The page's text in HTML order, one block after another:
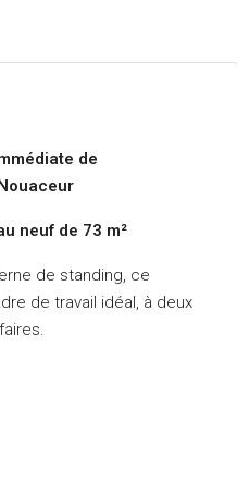
de
neuf de 73 m²
de standing, ce
de travail idéal, à deux